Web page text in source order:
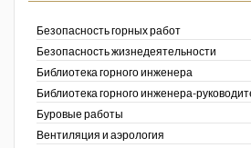
Безопасность горных работ
Безопасность жизнедеятельности
Библиотека горного инженера
Библиотека горного инженера-
Буровые работы
Вентиляция и аэрология